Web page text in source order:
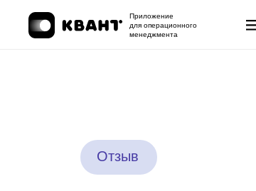
Приложение
для операционного
менеджмента
Отзыв